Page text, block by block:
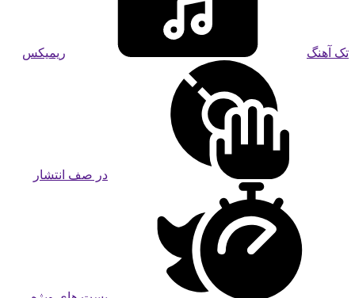
تک آهنگ ریمیکس
در صف انتشار